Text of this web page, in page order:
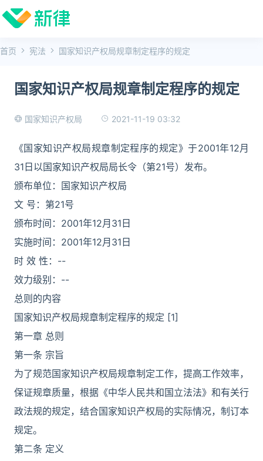
首页 宪法 国家知识产权局规章制定程序的规定
国家知识产权局规章制定程序的规定
国家知识产权局 2021-11-19 03:32
《国家知识产权局规章制定程序的规定》于2001年12月
31日以国家知识产权局局长令（第21号）发布。
颁布单位：国家知识产权局
文 号：第21号
颁布时间：2001年12月31日
实施时间：2001年12月31日
时 效 性：--
效力级别：--
总则的内容
国家知识产权局规章制定程序的规定 [1]
第一章 总则
第一条 宗旨
为了规范国家知识产权局规章制定工作，提高工作效率，
保证规章质量，根据《中华人民共和国立法法》和有关行
政法规的规定，结合国家知识产权局的实际情况，制订本
规定。
第二条 定义